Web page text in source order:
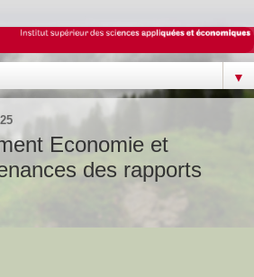
▼
Economie et
des rapports